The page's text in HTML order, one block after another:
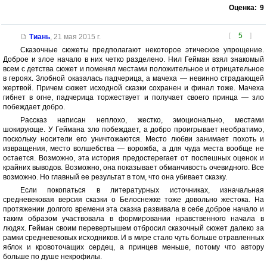
Оценка: 9
[ 5 ]
Тиань, 21 мая 2015 г.
Сказочные сюжеты предполагают некоторое этическое упрощение.
Доброе и злое начало в них четко разделено. Нил Гейман взял знакомый
всем с детства сюжет и поменял местами положительное и отрицательное
в героях. Злобной оказалась падчерица, а мачеха — невинно страдающей
жертвой. Причем сюжет исходной сказки сохранен и финал тоже. Мачеха
гибнет в огне, падчерица торжествует и получает своего принца — зло
побеждает добро.
Рассказ написан неплохо, жестко, эмоционально, местами
шокирующе. У Геймана зло побеждает, а добро проигрывает необратимо,
поскольку носители его уничтожаются. Место любви занимает похоть и
извращения, место волшебства — ворожба, а для чуда места вообще не
остается. Возможно, эта история предостерегает от поспешных оценок и
крайних выводов. Возможно, она показывает обманчивость очевидного. Все
возможно. Но главный ее результат в том, что она убивает сказку.
Если покопаться в литературных источниках, изначальная
средневековая версия сказки о Белоснежке тоже довольно жестока. На
протяжении долгого времени эта сказка развивала в себе доброе начало и
таким образом участвовала в формировании нравственного начала в
людях. Гейман своим перевертышем отбросил сказочный сюжет далеко за
рамки средневековых исходников. И в мире стало чуть больше отравленных
яблок и кровоточащих сердец, а принцев меньше, потому что автору
больше по душе некрофилы.